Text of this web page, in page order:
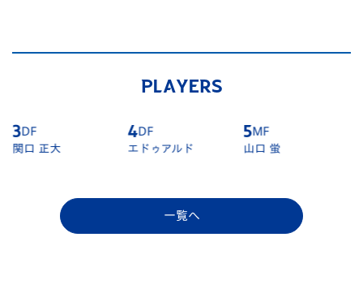
PLAYERS
4DF
エドゥアルド
5MF
山口 蛍
6DF
江川 湧清
一覧へ